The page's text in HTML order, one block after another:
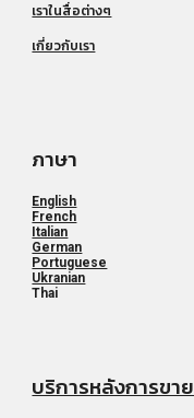
เราในสื่อต่างๆ
เกี่ยวกับเรา
ภาษา
English
French
Italian
German
Portuguese
Ukranian
Thai
บริการหลังการขาย